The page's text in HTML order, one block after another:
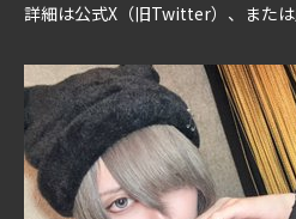
詳細は公式X（旧Twitter）、または